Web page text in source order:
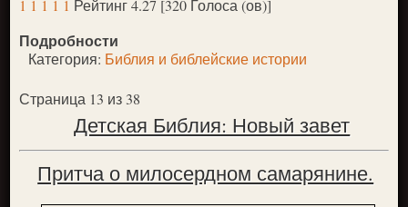
1 1 1 1 1 Рейтинг 4.27 [320 Голоса (ов)]
Подробности
Категория: Библия и библейские истории
Страница 13 из 38
Детская Библия: Новый завет
Притча о милосердном самарянине.